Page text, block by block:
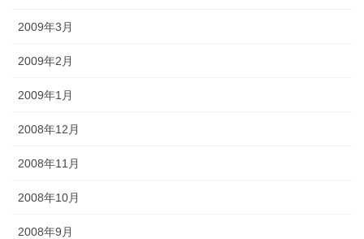
2009年3月
2009年2月
2009年1月
2008年12月
2008年11月
2008年10月
2008年9月